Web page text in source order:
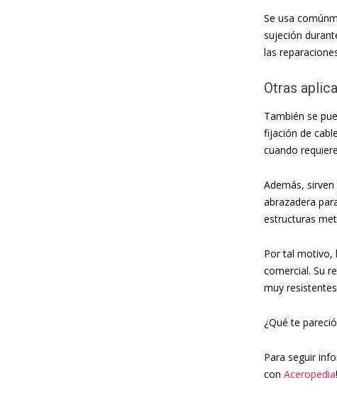
Se usa
sujeción
las
Otras
También se
fijación de
cuando
Además,
abrazadera
estructuras
Por tal motivo,
comercial. Su
muy
¿Qué te
Para seguir
con Aceropedia!